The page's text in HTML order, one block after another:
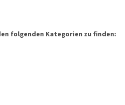
folgenden Kategorien zu finden: